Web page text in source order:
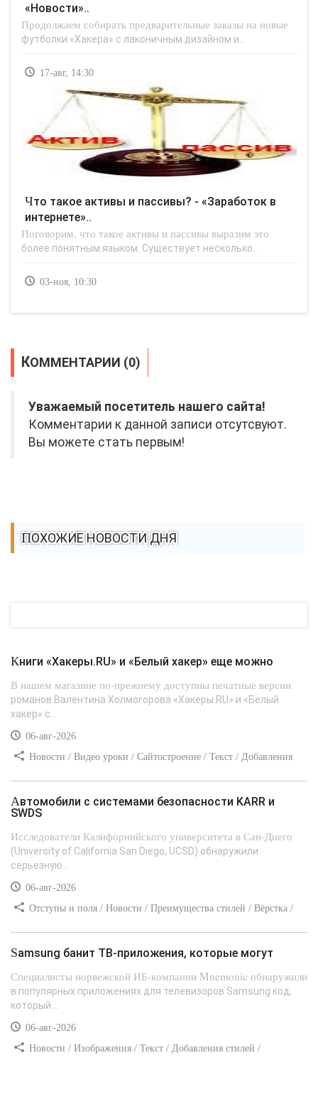
«Новости»..
Продолжаем собирать предварительные заказы на новые
футболки «Хакера» с лаконичным дизайном и..
17-авг, 14:30
Что такое активы и пассивы? - «Заработок в
интернете»..
Поговорим, что такое активы и пассивы выразим это
более понятным языком. Существует несколько..
03-ноя, 10:30
КОММЕНТАРИИ (0)
Уважаемый посетитель нашего сайта!
Комментарии к данной записи отсутсвуют.
Вы можете стать первым!
ПОХОЖИЕ НОВОСТИ ДНЯ
Книги «Хакеры.RU» и «Белый хакер» еще можно
В нашем магазине по-прежнему доступны печатные версии
романов Валентина Холмогорова «Хакеры.RU» и «Белый
хакер» с...
06-авг-2026
Новости / Видео уроки / Сайтостроение / Текст / Добавления
Автомобили с системами безопасности KARR и
SWDS
Исследователи Калифорнийского университета в Сан-Диего
(University of California San Diego, UCSD) обнаружили
серьезную...
06-авг-2026
Отступы и поля / Новости / Преимущества стилей / Вёрстка /
Samsung банит ТВ-приложения, которые могут
Специалисты норвежской ИБ-компании Mnemonic обнаружили
в популярных приложениях для телевизоров Samsung код,
который...
06-авг-2026
Новости / Изображения / Текст / Добавления стилей /